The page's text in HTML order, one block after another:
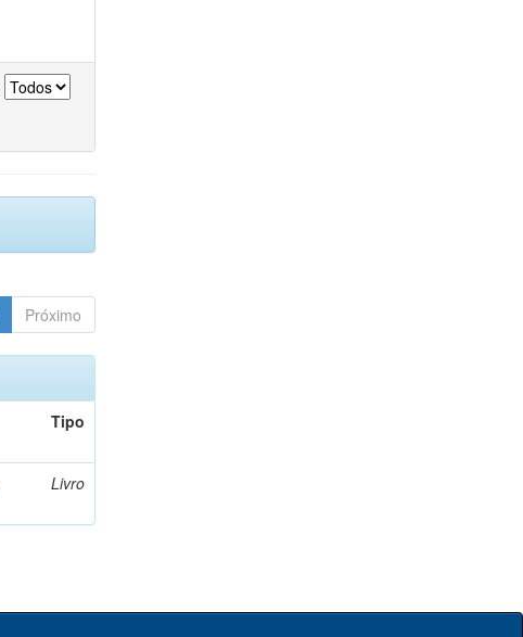
Próximo
Tipo
Livro